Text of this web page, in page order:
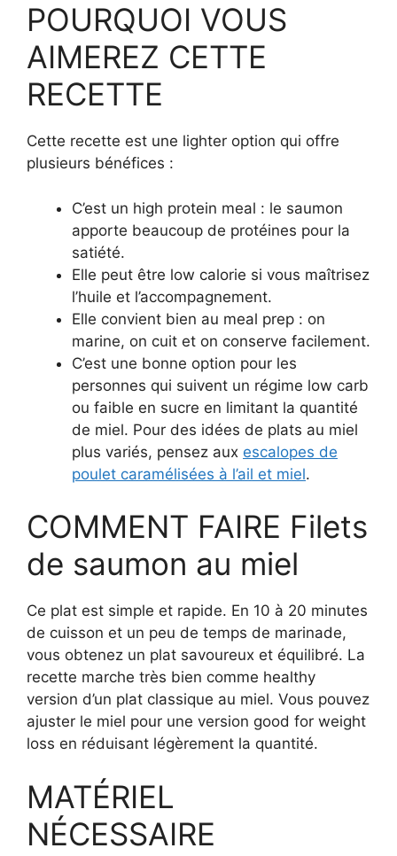
POURQUOI VOUS
AIMEREZ CETTE
RECETTE
Cette recette est une lighter option qui offre
plusieurs bénéfices :
C’est un high protein meal : le saumon
apporte beaucoup de protéines pour la
satiété.
Elle peut être low calorie si vous maîtrisez
l’huile et l’accompagnement.
Elle convient bien au meal prep : on
marine, on cuit et on conserve facilement.
C’est une bonne option pour les
personnes qui suivent un régime low carb
ou faible en sucre en limitant la quantité
de miel. Pour des idées de plats au miel
plus variés, pensez aux escalopes de
poulet caramélisées à l’ail et miel.
COMMENT FAIRE Filets
de saumon au miel
Ce plat est simple et rapide. En 10 à 20 minutes
de cuisson et un peu de temps de marinade,
vous obtenez un plat savoureux et équilibré. La
recette marche très bien comme healthy
version d’un plat classique au miel. Vous pouvez
ajuster le miel pour une version good for weight
loss en réduisant légèrement la quantité.
MATÉRIEL
NÉCESSAIRE